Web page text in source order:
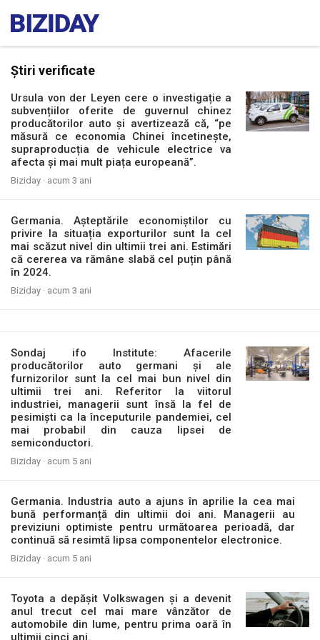
Știri verificate
Ursula von der Leyen cere o investigație a
subvențiilor oferite de guvernul chinez
producătorilor auto și avertizează că, “pe
măsură ce economia Chinei încetinește,
supraproducția de vehicule electrice va
afecta și mai mult piața europeană”.
Biziday · acum 3 ani
Germania. Așteptările economiștilor cu
privire la situația exporturilor sunt la cel
mai scăzut nivel din ultimii trei ani. Estimări
că cererea va rămâne slabă cel puțin până
în 2024.
Biziday · acum 3 ani
Sondaj ifo Institute: Afacerile
producătorilor auto germani și ale
furnizorilor sunt la cel mai bun nivel din
ultimii trei ani. Referitor la viitorul
industriei, managerii sunt însă la fel de
pesimiști ca la începuturile pandemiei, cel
mai probabil din cauza lipsei de
semiconductori.
Biziday · acum 5 ani
Germania. Industria auto a ajuns în aprilie la cea mai
bună performanță din ultimii doi ani. Managerii au
previziuni optimiste pentru următoarea perioadă, dar
continuă să resimtă lipsa componentelor electronice.
Biziday · acum 5 ani
Toyota a depășit Volkswagen și a devenit
anul trecut cel mai mare vânzător de
automobile din lume, pentru prima oară în
ultimii cinci ani.